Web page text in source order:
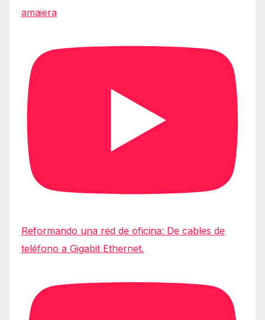
amaiera
Reformando una red de oficina: De cables de
teléfono a Gigabit Ethernet.